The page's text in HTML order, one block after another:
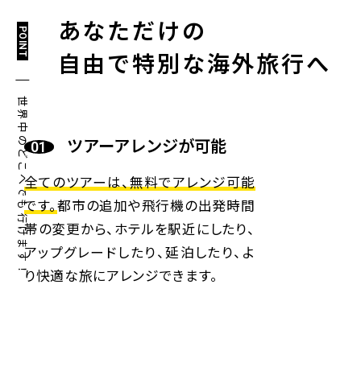
あなただけの
自由で特別な海外旅行へ
POINT
世界中のどこへでも行けます！ ツアーアレンジが可能
全てのツアーは、無料でアレンジ可能
です。都市の追加や飛行機の出発時間
帯の変更から、ホテルを駅近にしたり、
アップグレードしたり、延泊したり、よ
り快適な旅にアレンジできます。